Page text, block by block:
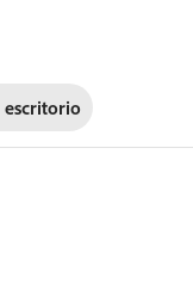
escritorio